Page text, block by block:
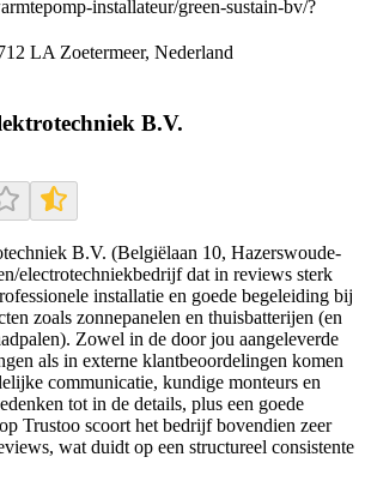
installateur/green-sustain-bv/?
LA Zoetermeer, Nederland
B.V.
B.V. (Belgiëlaan 10, Hazerswoude-
electrotechniekbedrijf dat in reviews sterk
installatie en goede begeleiding bij
zoals zonnepanelen en thuisbatterijen (en
Zowel in de door jou aangeleverde
als in externe klantbeoordelingen komen
communicatie, kundige monteurs en
tot in de details, plus een goede
Trustoo scoort het bedrijf bovendien zeer
wat duidt op een structureel consistente